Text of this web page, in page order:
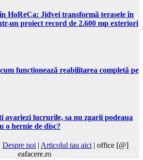
HoReCa: Jidvei transformă terasele în
un proiect record de 2.600 mp exteriori
funcționează reabilitarea completă pe
avariezi lucrurile, sa nu zgarii podeaua
o hernie de disc?
Despre noi | Articolul tau aici | office [@]
eafacere.ro